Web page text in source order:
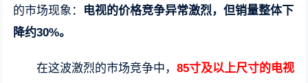
的市场现象： 电视的价格竞争异常激烈，但销量整体下
降约30%。
在这波激烈的市场竞争中，85寸及以上尺寸的电视